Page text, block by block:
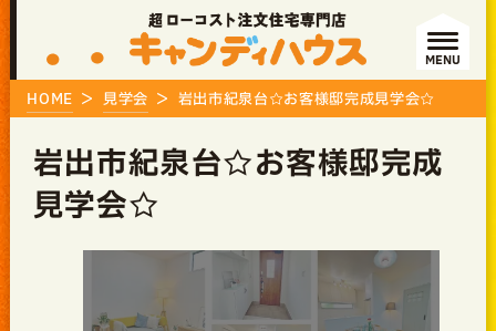
MENU
HOME 見学会 岩出市紀泉台☆お客様邸完成見学会☆
岩出市紀泉台☆お客様邸完成
見学会☆